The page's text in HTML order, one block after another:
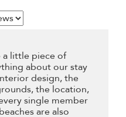
a little piece of
about our stay
design, the
the location,
single member
are also